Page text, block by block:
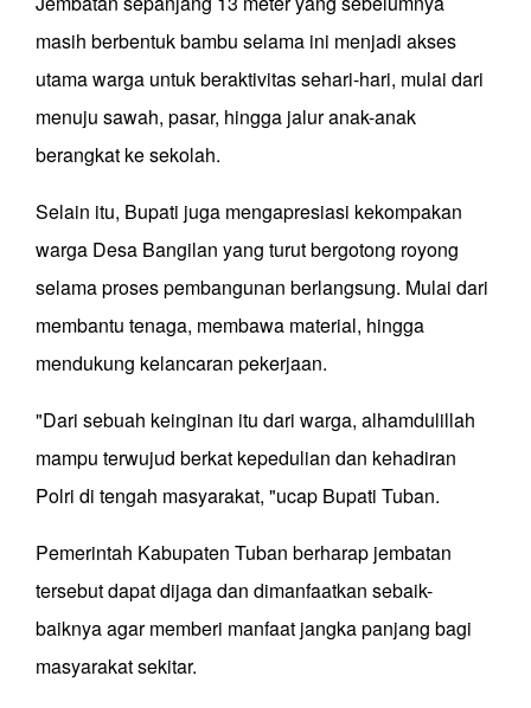
masih berbentuk bambu selama ini menjadi akses
utama warga untuk beraktivitas sehari-hari, mulai dari
menuju sawah, pasar, hingga jalur anak-anak
berangkat ke sekolah.
Selain itu, Bupati juga mengapresiasi kekompakan
warga Desa Bangilan yang turut bergotong royong
selama proses pembangunan berlangsung. Mulai dari
membantu tenaga, membawa material, hingga
mendukung kelancaran pekerjaan.
"Dari sebuah keinginan itu dari warga, alhamdulillah
mampu terwujud berkat kepedulian dan kehadiran
Polri di tengah masyarakat, "ucap Bupati Tuban.
Pemerintah Kabupaten Tuban berharap jembatan
tersebut dapat dijaga dan dimanfaatkan sebaik-
baiknya agar memberi manfaat jangka panjang bagi
masyarakat sekitar.